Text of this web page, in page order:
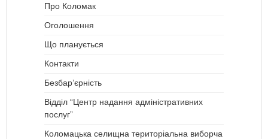
Про Коломак
Оголошення
Що планується
Контакти
Безбар’єрність
Відділ “Центр надання адміністративних
послуг”
Коломацька селищна територіальна виборча